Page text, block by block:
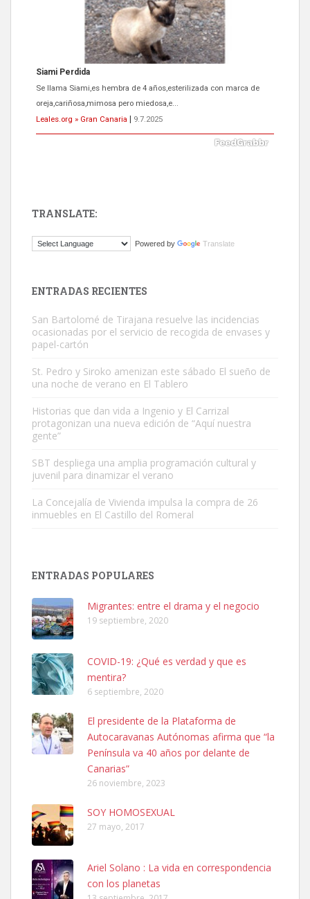
Siami Perdida
Se llama Siami,es hembra de 4 años,esterilizada con marca de
oreja,cariñosa,mimosa pero miedosa,e...
Leales.org » Gran Canaria
9.7.2025
El ayuntamiento se va a llevar a Los Gatos callejeros de la zona los
Este gato macho ha aparecido en la calle hace menos de un mes,
es muy manso y extremadamente cari...
Leales.org » Gran Canaria
Leales.org » Gran Canaria
SHIBA PERDIDO AVDA JOSE MESA Y LOPEZ
PERRO MACHO RAZA SHIBA CON MICROCHIP PERDIDO HOY
06/07/2025 ZONA MESA Y LOPEZ. ES MUY ASUSTADIZO
Leales.org » Gran Canaria
6.7.2025
Ninfa perdida
El día 5 se los perdió una ninfa papillera, asustada tiene miedo a la
TRANSLATE:
Powered by Translate
ENTRADAS RECIENTES
San Bartolomé de Tirajana resuelve las incidencias
ocasionadas por el servicio de recogida de envases y
papel-cartón
St. Pedro y Siroko amenizan este sábado El sueño de
una noche de verano en El Tablero
Historias que dan vida a Ingenio y El Carrizal
protagonizan una nueva edición de “Aquí nuestra
gente”
SBT despliega una amplia programación cultural y
juvenil para dinamizar el verano
La Concejalía de Vivienda impulsa la compra de 26
inmuebles en El Castillo del Romeral
ENTRADAS POPULARES
Migrantes: entre el drama y el negocio
19 septiembre, 2020
COVID-19: ¿Qué es verdad y que es
mentira?
6 septiembre, 2020
El presidente de la Plataforma de
Autocaravanas Autónomas afirma que “la
Península va 40 años por delante de
Canarias”
26 noviembre, 2023
SOY HOMOSEXUAL
27 mayo, 2017
Ariel Solano : La vida en correspondencia
con los planetas